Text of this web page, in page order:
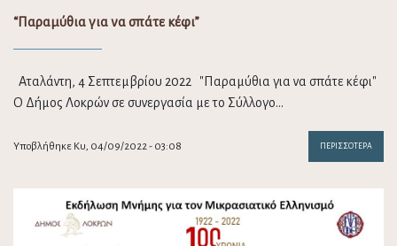
“Παραμύθια για να σπάτε κέφι”
Αταλάντη, 4 Σεπτεμβρίου 2022 "Παραμύθια για να σπάτε κέφι"
Ο Δήμος Λοκρών σε συνεργασία με το Σύλλογο…
Υποβλήθηκε Κυ, 04/09/2022 - 03:08 ΠΕΡΙΣΣΌΤΕΡΑ